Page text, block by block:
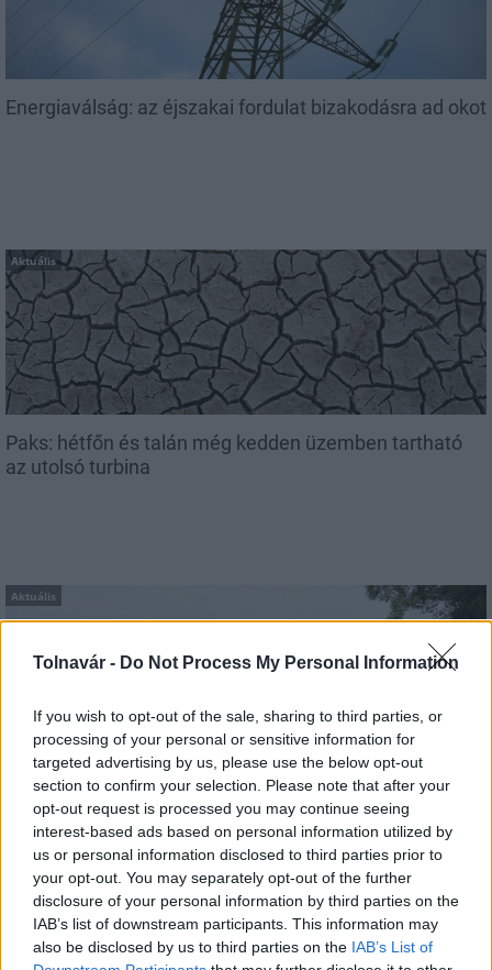
Tolnavár - Do Not Process My Personal Information
If you wish to opt-out of the sale, sharing to third parties, or
processing of your personal or sensitive information for
targeted advertising by us, please use the below opt-out
section to confirm your selection. Please note that after your
opt-out request is processed you may continue seeing
interest-based ads based on personal information utilized by
us or personal information disclosed to third parties prior to
your opt-out. You may separately opt-out of the further
disclosure of your personal information by third parties on the
IAB’s list of downstream participants. This information may
also be disclosed by us to third parties on the IAB’s List of
Energiaválság: az éjszakai fordulat bizakodásra ad okot
Aktuális
Paks: hétfőn és talán még kedden üzemben tartható
az utolsó turbina
Aktuális
Az atomerőmű egyetlen hatása a környezetre, hogy a
Duna vizét némileg felmelegíti